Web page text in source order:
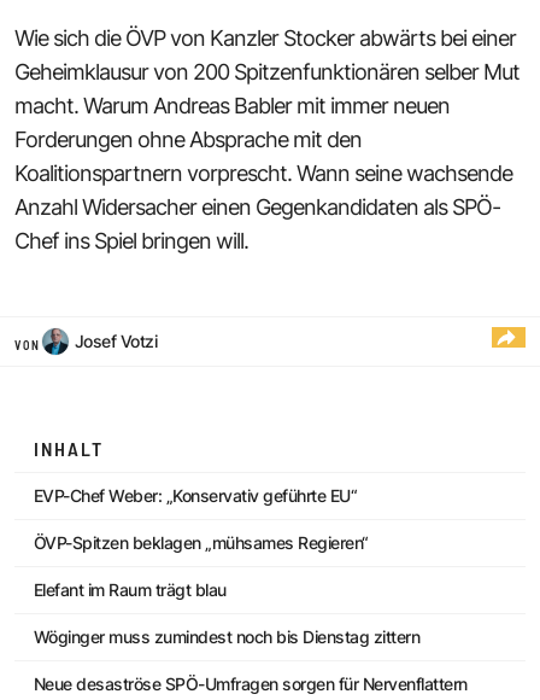
Wie sich die ÖVP von Kanzler Stocker abwärts bei einer
Geheimklausur von 200 Spitzenfunktionären selber Mut
macht. Warum Andreas Babler mit immer neuen
Forderungen ohne Absprache mit den
Koalitionspartnern vorprescht. Wann seine wachsende
Anzahl Widersacher einen Gegenkandidaten als SPÖ-
Chef ins Spiel bringen will.
VON Josef Votzi
INHALT
EVP-Chef Weber: „Konservativ geführte EU“
ÖVP-Spitzen beklagen „mühsames Regieren“
Elefant im Raum trägt blau
Wöginger muss zumindest noch bis Dienstag zittern
Neue desaströse SPÖ-Umfragen sorgen für Nervenflattern